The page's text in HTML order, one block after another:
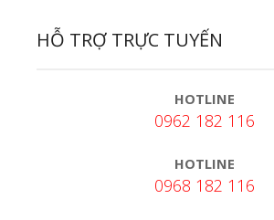
HỖ TRỢ TRỰC TUYẾN
HOTLINE
0962 182 116
HOTLINE
0968 182 116